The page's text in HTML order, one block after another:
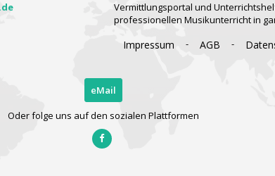
Vermittlungsportal und
professionellen Musikunterricht in
Impressum - AGB -
eMail
Oder folge uns auf den sozialen Plattformen